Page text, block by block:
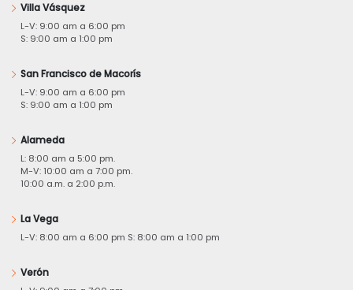
Villa Vásquez
L-V: 9:00 am a 6:00 pm
S: 9:00 am a 1:00 pm
San Francisco de Macorís
L-V: 9:00 am a 6:00 pm
S: 9:00 am a 1:00 pm
Alameda
L: 8:00 am a 5:00 pm.
M-V: 10:00 am a 7:00 pm.
10:00 a.m. a 2:00 p.m.
La Vega
L-V: 8:00 am a 6:00 pm S: 8:00 am a 1:00 pm
Verón